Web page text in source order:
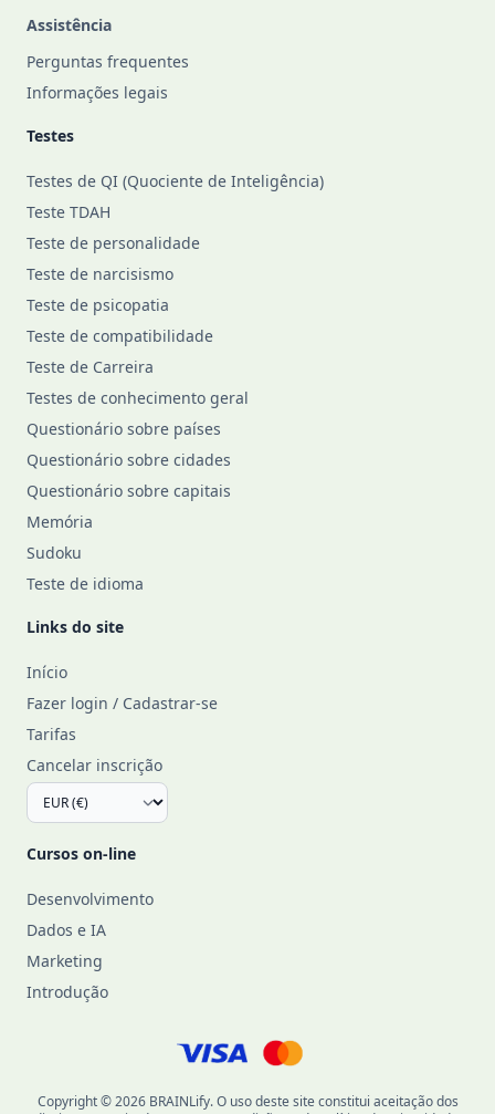
Assistência
Perguntas frequentes
Informações legais
Testes
Testes de QI (Quociente de Inteligência)
Teste TDAH
Teste de personalidade
Teste de narcisismo
Teste de psicopatia
Teste de compatibilidade
Teste de Carreira
Testes de conhecimento geral
Questionário sobre países
Questionário sobre cidades
Questionário sobre capitais
Memória
Sudoku
Teste de idioma
Links do site
Início
Fazer login / Cadastrar-se
Tarifas
Cancelar inscrição
Cursos on-line
Desenvolvimento
Dados e IA
Marketing
Introdução
Copyright © 2026 BRAINLify. O uso deste site constitui aceitação dos